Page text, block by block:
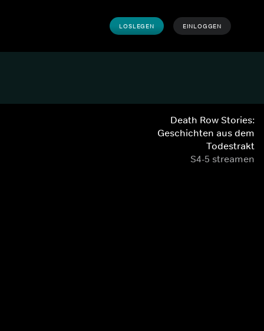
LOSLEGEN EINLOGGEN
Death Row Stories:
Geschichten aus dem
Todestrakt
S4-5 streamen